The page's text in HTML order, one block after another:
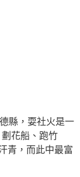
縣，耍社火是一
花船、跑竹
青，而此中最富